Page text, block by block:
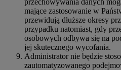
mające zastosowanie w
przewidują dłuższe okresy
przypadku natomiast, gdy
osobowych odbywa się na
jej skutecznego wycofania.
Administrator nie będzie
zautomatyzowanego